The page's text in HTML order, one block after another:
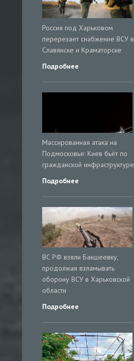
Россия под Харьковом
перерезает снабжение ВСУ в
Славянске и Краматорске
Подробнее
Массированная атака на
Подмосковье: Киев бьёт по
гражданской инфраструктуре
Подробнее
ВС РФ взяли Бакшеевку,
продолжая взламывать
оборону ВСУ в Харьковской
области
Подробнее